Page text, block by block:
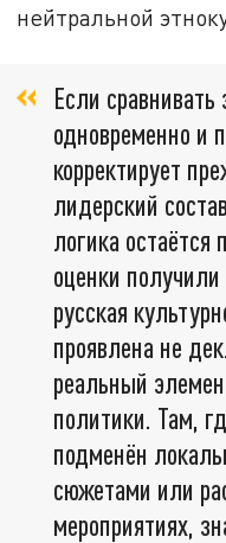
нейтральной
Если
одновременно и
корректирует
лидерский
логика
оценки
русская
проявлена не
реальный
политики. Там,
подменён
сюжетами или
мероприятиях,